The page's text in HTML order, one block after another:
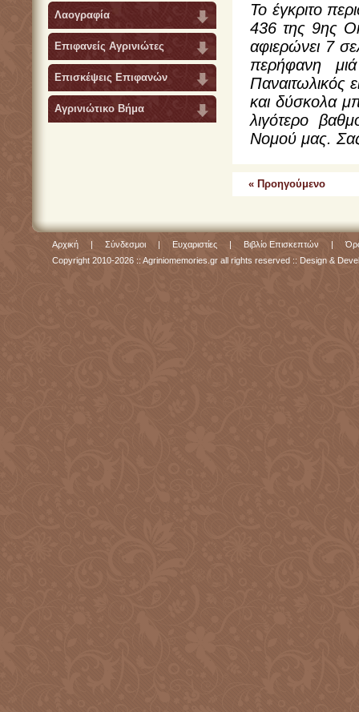
Λαογραφία
Επιφανείς Αγρινιώτες
Επισκέψεις Επιφανών
Αγρινιώτικο Βήμα
Το έγκριτο
436 της 9ης
αφιερώνει 7
περήφανη
Παναιτωλικός
και δύσκολα
λιγότερο
Νομού μας.
« Προηγούμενο
Αρχική | Σύνδεσμοι | Ευχαριστίες | Βιβλίο Επισκεπτών |
Copyright 2010-2026 :: Agriniomemories.gr all rights reserved :: Design &